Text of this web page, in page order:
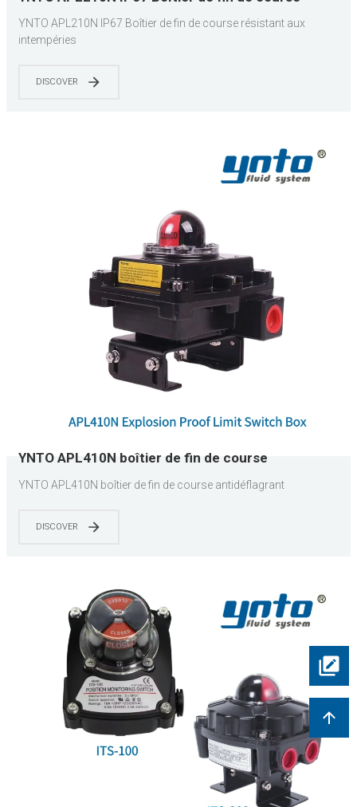
résistant aux intempéries
YNTO APL210N IP67 Boîtier de fin de course résistant aux
intempéries
DISCOVER
YNTO APL410N boîtier de fin de course
antidéflagrant
YNTO APL410N boîtier de fin de course antidéflagrant
DISCOVER